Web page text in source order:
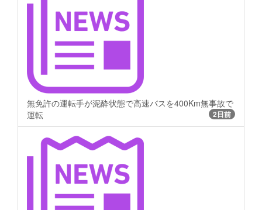
無免許の運転手が泥酔状態で高速バスを400Km無事故で
運転
2日前